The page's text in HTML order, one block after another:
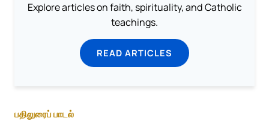
Explore articles on faith, spirituality, and Catholic
teachings.
READ ARTICLES
பதிலுரைப் பாடல்